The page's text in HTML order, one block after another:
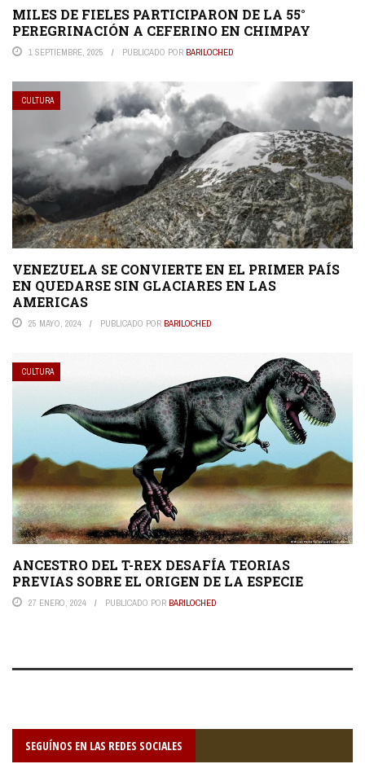
MILES DE FIELES PARTICIPARON DE LA 55°
PEREGRINACIÓN A CEFERINO EN CHIMPAY
1 SEPTIEMBRE, 2025 PUBLICADO POR BARILOCHED
CULTURA
VENEZUELA SE CONVIERTE EN EL PRIMER PAÍS
EN QUEDARSE SIN GLACIARES EN LAS
AMERICAS
25 MAYO, 2024 PUBLICADO POR BARILOCHED
CULTURA
ANCESTRO DEL T-REX DESAFÍA TEORIAS
PREVIAS SOBRE EL ORIGEN DE LA ESPECIE
27 ENERO, 2024 PUBLICADO POR BARILOCHED
SEGUÍNOS EN LAS REDES SOCIALES